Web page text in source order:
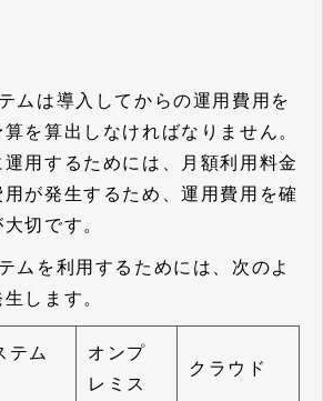
ムは導入してからの運用費用を
を算出しなければなりません。
用するためには、月額利用料金
が発生するため、運用費用を確
切です。
ムを利用するためには、次のよ
します。
テム
オンプ
レミス
クラウド